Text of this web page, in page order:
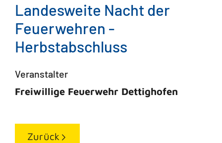
Landesweite Nacht der
Feuerwehren -
Herbstabschluss
Veranstalter
Freiwillige Feuerwehr Dettighofen
Zurück